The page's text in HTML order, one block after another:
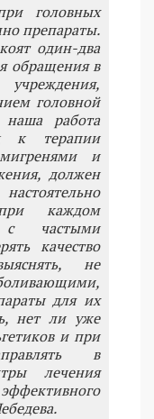
головных
препараты.
один-два
обращения в
головной
работа
к терапии
и
должен
каждом
с частыми
качество
не
для их
нет ли уже
и при
в
лечения